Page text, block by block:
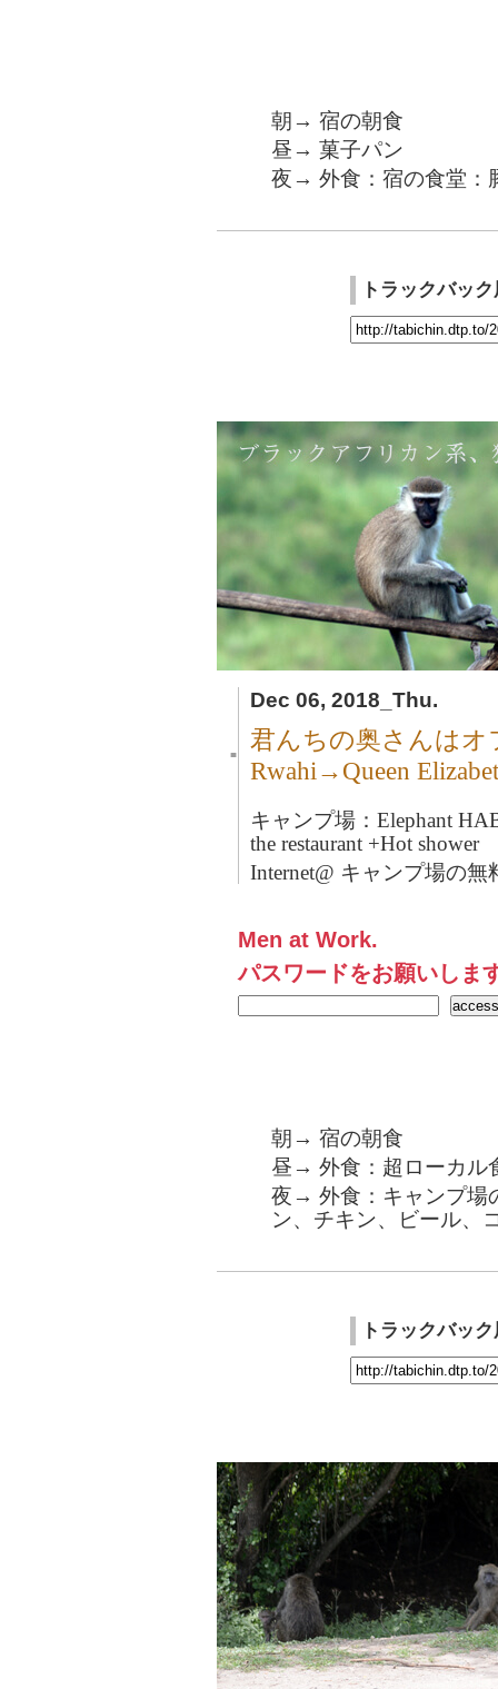
朝→ 宿の朝食
昼→ 菓子パン
夜→ 外食：宿の食堂：
トラックバッ
Dec 06, 2018_Thu.
■
君んちの奥さんはオ
Rwahi→Queen
キャンプ場：Elephant
the restaurant +Hot shower
Internet@ キャンプ場の
Men at Work.
パスワードをお願いしま
朝→ 宿の朝食
昼→ 外食：超ローカル
夜→ 外食：キャンプ場
ン、チキン、ビール、
トラックバッ